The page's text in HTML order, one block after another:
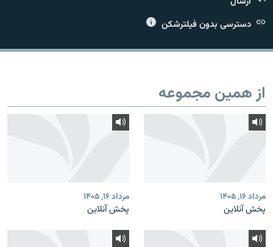
دسترسی بدون فیلترشکن
از همین مجموعه
مرداد ۱۶, ۱۴۰۵
پخش آنلاین
مرداد ۱۶, ۱۴۰۵
پخش آنلاین